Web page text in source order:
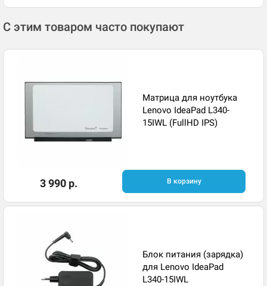
С этим товаром часто покупают
Матрица для ноутбука
Lenovo IdeaPad L340-
15IWL (FullHD IPS)
3 990 р. В корзину
Блок питания (зарядка)
для Lenovo IdeaPad
L340-15IWL